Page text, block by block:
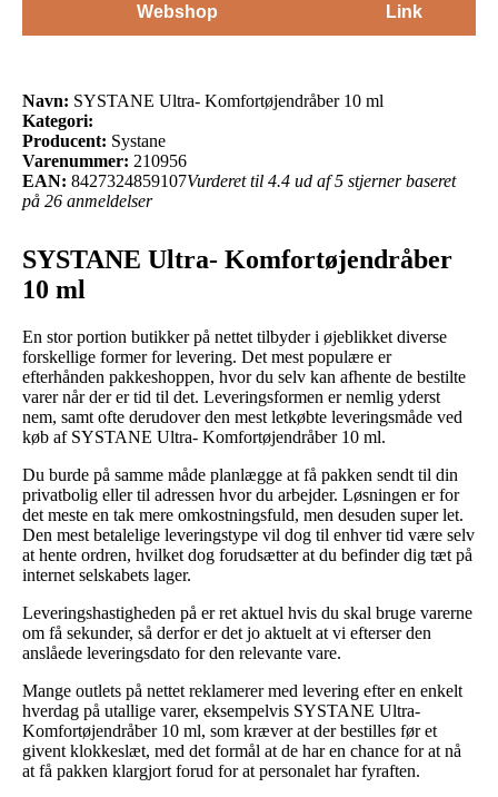
Webshop Link
Navn: SYSTANE Ultra- Komfortøjendråber 10 ml
Kategori:
Producent: Systane
Varenummer: 210956
EAN: 8427324859107Vurderet til 4.4 ud af 5 stjerner baseret
på 26 anmeldelser
SYSTANE Ultra- Komfortøjendråber
10 ml
En stor portion butikker på nettet tilbyder i øjeblikket diverse
forskellige former for levering. Det mest populære er
efterhånden pakkeshoppen, hvor du selv kan afhente de bestilte
varer når der er tid til det. Leveringsformen er nemlig yderst
nem, samt ofte derudover den mest letkøbte leveringsmåde ved
køb af SYSTANE Ultra- Komfortøjendråber 10 ml.
Du burde på samme måde planlægge at få pakken sendt til din
privatbolig eller til adressen hvor du arbejder. Løsningen er for
det meste en tak mere omkostningsfuld, men desuden super let.
Den mest betalelige leveringstype vil dog til enhver tid være selv
at hente ordren, hvilket dog forudsætter at du befinder dig tæt på
internet selskabets lager.
Leveringshastigheden på er ret aktuel hvis du skal bruge varerne
om få sekunder, så derfor er det jo aktuelt at vi efterser den
anslåede leveringsdato for den relevante vare.
Mange outlets på nettet reklamerer med levering efter en enkelt
hverdag på utallige varer, eksempelvis SYSTANE Ultra-
Komfortøjendråber 10 ml, som kræver at der bestilles før et
givent klokkeslæt, med det formål at de har en chance for at nå
at få pakken klargjort forud for at personalet har fyraften.